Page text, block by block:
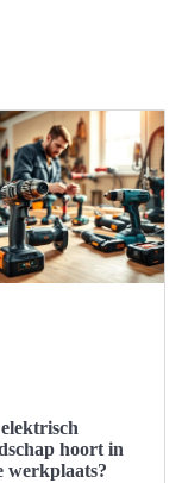
hoort in
werkplaats?